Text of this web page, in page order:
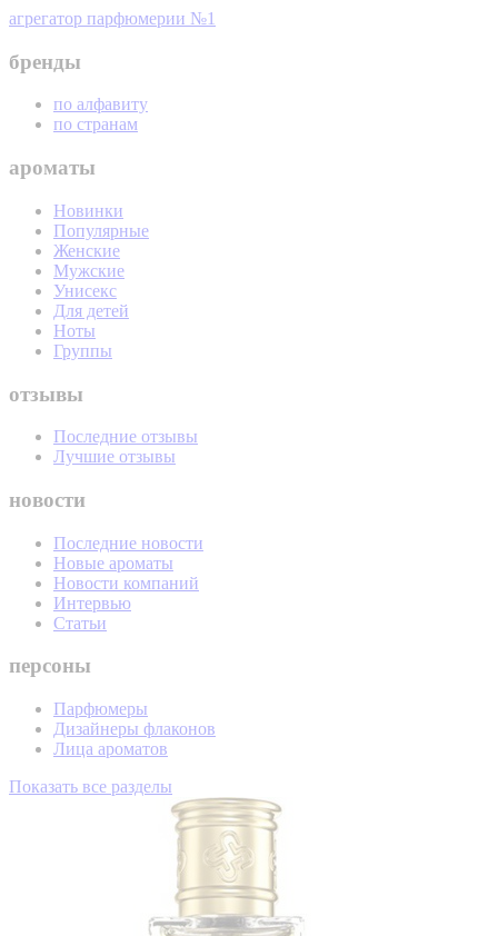
агрегатор парфюмерии №1
бренды
по алфавиту
по странам
ароматы
Новинки
Популярные
Женские
Мужские
Унисекс
Для детей
Ноты
Группы
отзывы
Последние отзывы
Лучшие отзывы
новости
Последние новости
Новые ароматы
Новости компаний
Интервью
Статьи
персоны
Парфюмеры
Дизайнеры флаконов
Лица ароматов
Показать все разделы